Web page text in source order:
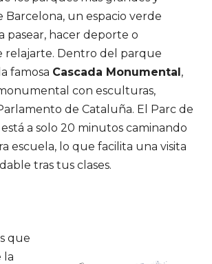
Barcelona, un espacio verde
pasear, hacer deporte o
relajarte. Dentro del parque
famosa Cascada Monumental,
con esculturas,
de Cataluña. El Parc de
a solo 20 minutos caminando
escuela, lo que facilita una visita
tras tus clases.
que
la